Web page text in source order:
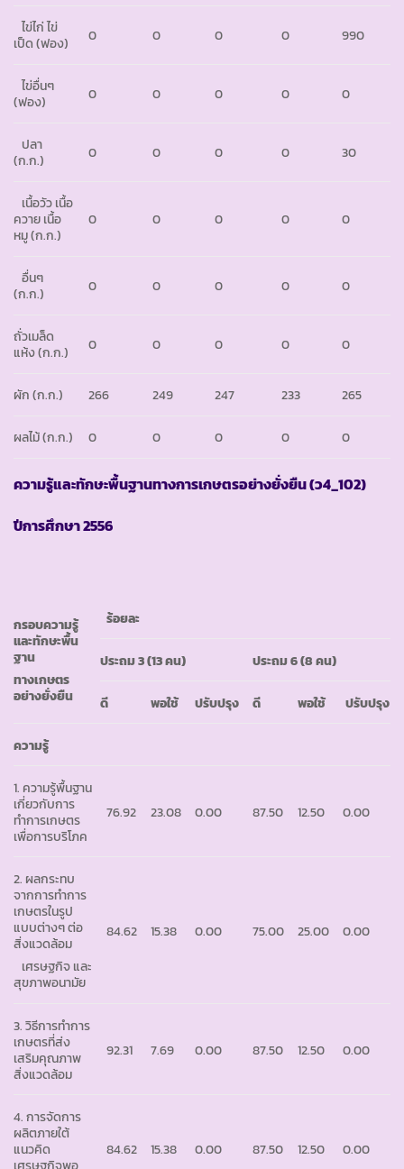
ไข่ไก่ ไข่
เป็ด (ฟอง)
0 0 0 0 990
ไข่อื่นๆ
(ฟอง)
0 0 0 0 0
ปลา
(ก.ก.)
0 0 0 0 30
เนื้อวัว เนื้อ
ควาย เนื้อ
หมู (ก.ก.)
0 0 0 0 0
อื่นๆ
(ก.ก.)
0 0 0 0 0
ถั่วเมล็ด
แห้ง (ก.ก.)
0 0 0 0 0
ผัก (ก.ก.) 266 249 247 233 265
ผลไม้ (ก.ก.) 0 0 0 0 0
ความรู้และทักษะพื้นฐานทางการเกษตรอย่างยั่งยืน(ว4_102)
ปีการศึกษา2556
กรอบความรู้
และทักษะพื้น
ฐาน
ทางเกษตร
อย่างยั่งยืน
ร้อยละ
ประถม3 (13 คน) ประถม6 (8 คน)
ดี พอใช้ ปรับปรุง ดี พอใช้ ปรับปรุง
ความรู้
1. ความรู้พื้นฐาน
เกี่ยวกับการ
ทำการเกษตร
เพื่อการบริโภค
76.92 23.08 0.00 87.50 12.50 0.00
2. ผลกระทบ
จากการทำการ
เกษตรในรูป
แบบต่างๆ ต่อ
สิ่งแวดล้อม
เศรษฐกิจ และ
สุขภาพอนามัย
84.62 15.38 0.00 75.00 25.00 0.00
3. วิธีการทำการ
เกษตรที่ส่ง
เสริมคุณภาพ
สิ่งแวดล้อม
92.31 7.69 0.00 87.50 12.50 0.00
4. การจัดการ
ผลิตภายใต้
แนวคิด
84.62 15.38 0.00 87.50 12.50 0.00